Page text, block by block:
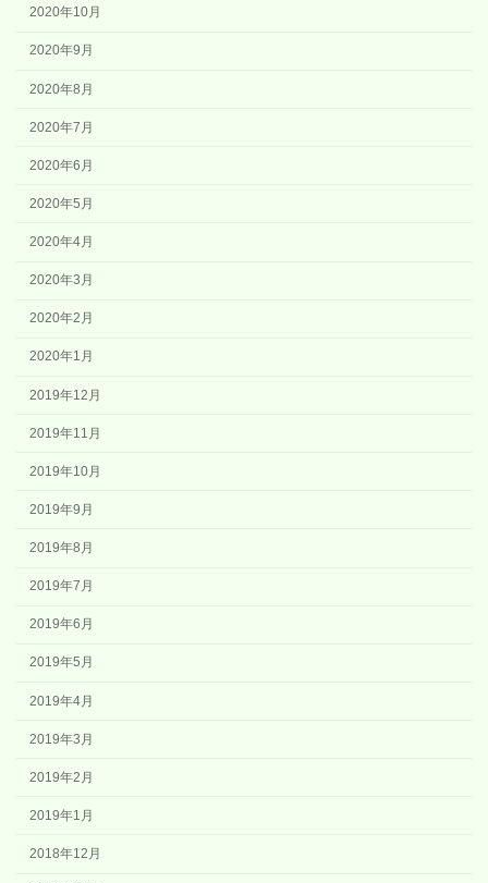
2020年10月
2020年9月
2020年8月
2020年7月
2020年6月
2020年5月
2020年4月
2020年3月
2020年2月
2020年1月
2019年12月
2019年11月
2019年10月
2019年9月
2019年8月
2019年7月
2019年6月
2019年5月
2019年4月
2019年3月
2019年2月
2019年1月
2018年12月